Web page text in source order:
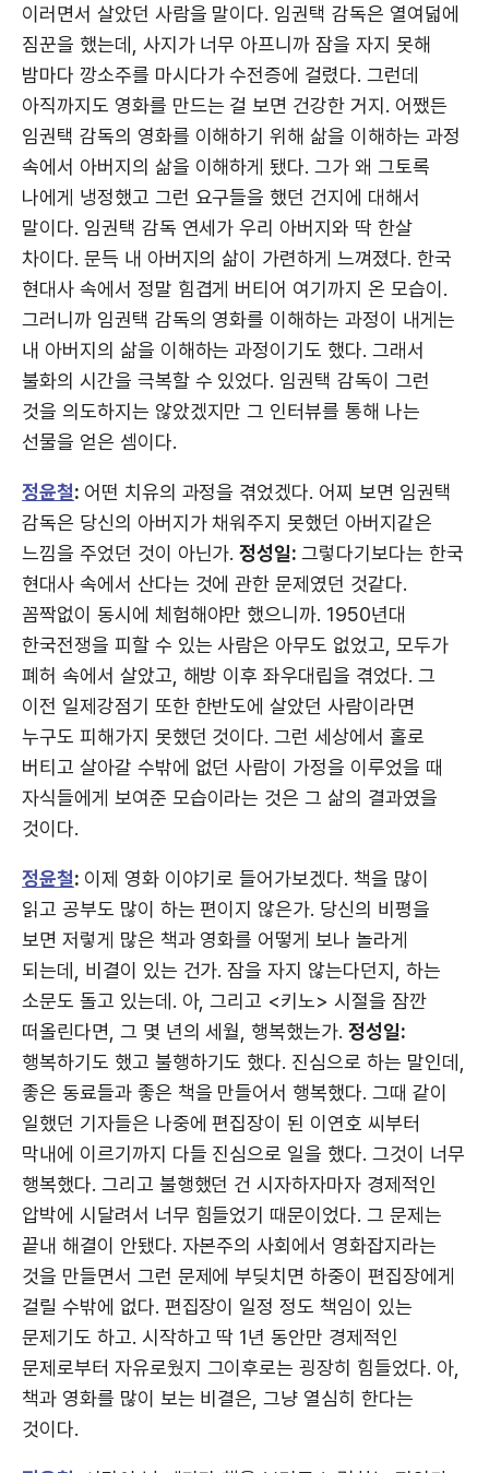
이러면서 살았던 사람을 말이다. 임권택 감독은 열여덟에
짐꾼을 했는데, 사지가 너무 아프니까 잠을 자지 못해
밤마다 깡소주를 마시다가 수전증에 걸렸다. 그런데
아직까지도 영화를 만드는 걸 보면 건강한 거지. 어쨌든
임권택 감독의 영화를 이해하기 위해 삶을 이해하는 과정
속에서 아버지의 삶을 이해하게 됐다. 그가 왜 그토록
나에게 냉정했고 그런 요구들을 했던 건지에 대해서
말이다. 임권택 감독 연세가 우리 아버지와 딱 한살
차이다. 문득 내 아버지의 삶이 가련하게 느껴졌다. 한국
현대사 속에서 정말 힘겹게 버티어 여기까지 온 모습이.
그러니까 임권택 감독의 영화를 이해하는 과정이 내게는
내 아버지의 삶을 이해하는 과정이기도 했다. 그래서
불화의 시간을 극복할 수 있었다. 임권택 감독이 그런
것을 의도하지는 않았겠지만 그 인터뷰를 통해 나는
선물을 얻은 셈이다.
정윤철: 어떤 치유의 과정을 겪었겠다. 어찌 보면 임권택
감독은 당신의 아버지가 채워주지 못했던 아버지같은
느낌을 주었던 것이 아닌가.정성일:그렇다기보다는 한국
현대사 속에서 산다는 것에 관한 문제였던 것같다.
꼼짝없이 동시에 체험해야만 했으니까. 1950년대
한국전쟁을 피할 수 있는 사람은 아무도 없었고, 모두가
폐허 속에서 살았고, 해방 이후 좌우대립을 겪었다. 그
이전 일제강점기 또한 한반도에 살았던 사람이라면
누구도 피해가지 못했던 것이다. 그런 세상에서 홀로
버티고 살아갈 수밖에 없던 사람이 가정을 이루었을 때
자식들에게 보여준 모습이라는 것은 그 삶의 결과였을
것이다.
정윤철: 이제 영화 이야기로 들어가보겠다. 책을 많이
읽고 공부도 많이 하는 편이지 않은가. 당신의 비평을
보면 저렇게 많은 책과 영화를 어떻게 보나 놀라게
되는데, 비결이 있는 건가. 잠을 자지 않는다던지, 하는
소문도 돌고 있는데. 아, 그리고 <키노> 시절을 잠깐
떠올린다면, 그 몇 년의 세월, 행복했는가.정성일:
행복하기도 했고 불행하기도 했다. 진심으로 하는 말인데,
좋은 동료들과 좋은 책을 만들어서 행복했다. 그때 같이
일했던 기자들은 나중에 편집장이 된 이연호 씨부터
막내에 이르기까지 다들 진심으로 일을 했다. 그것이 너무
행복했다. 그리고 불행했던 건 시자하자마자 경제적인
압박에 시달려서 너무 힘들었기 때문이었다. 그 문제는
끝내 해결이 안됐다. 자본주의 사회에서 영화잡지라는
것을 만들면서 그런 문제에 부딪치면 하중이 편집장에게
걸릴 수밖에 없다. 편집장이 일정 정도 책임이 있는
문제기도 하고. 시작하고 딱 1년 동안만 경제적인
문제로부터 자유로웠지 그이후로는 굉장히 힘들었다. 아,
책과 영화를 많이 보는 비결은, 그냥 열심히 한다는
것이다.